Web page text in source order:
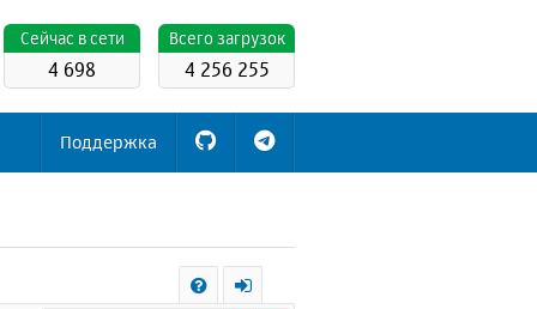
Всего загрузок
4 256 255
Cейчас в сети
4 698
Поддержка